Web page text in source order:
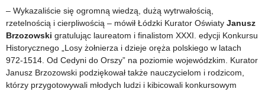
– Wykazaliście się ogromną wiedzą, dużą wytrwałością,
rzetelnością i cierpliwością – mówił Łódzki Kurator Oświaty Janusz
Brzozowski gratulując laureatom i finalistom XXXI. edycji Konkursu
Historycznego „Losy żołnierza i dzieje oręża polskiego w latach
972-1514. Od Cedyni do Orszy” na poziomie wojewódzkim. Kurator
Janusz Brzozowski podziękował także nauczycielom i rodzicom,
którzy przygotowywali młodych ludzi i kibicowali konkursowym
Szlema
–
konkurs
rozstrzygnięty